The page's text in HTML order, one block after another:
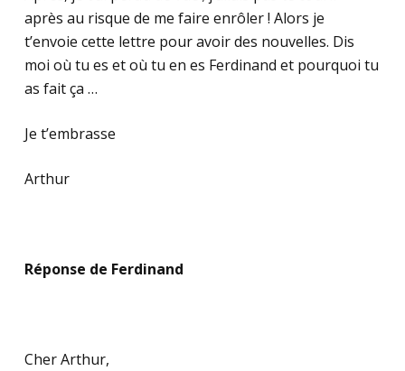
après au risque de me faire enrôler ! Alors je
t’envoie cette lettre pour avoir des nouvelles. Dis
moi où tu es et où tu en es Ferdinand et pourquoi tu
as fait ça …
Je t’embrasse
Arthur
Réponse de Ferdinand
Cher Arthur,